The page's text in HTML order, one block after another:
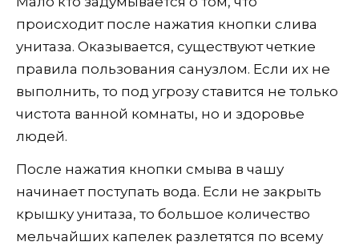
происходит после нажатия кнопки слива
унитаза. Оказывается, существуют четкие
правила пользования санузлом. Если их не
выполнить, то под угрозу ставится не только
чистота ванной комнаты, но и здоровье
людей.
После нажатия кнопки смыва в чашу
начинает поступать вода. Если не закрыть
крышку унитаза, то большое количество
мельчайших капелек разлетятся по всему